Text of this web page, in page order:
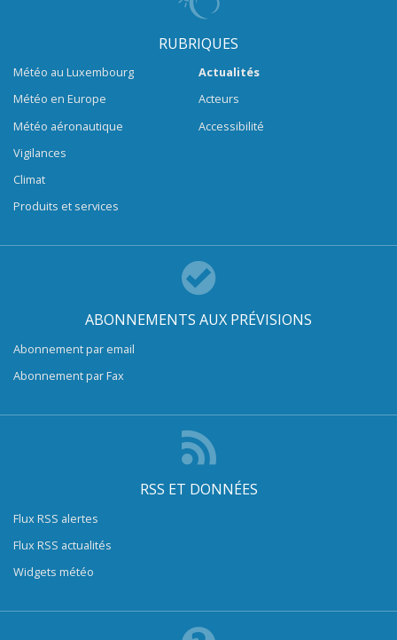
RUBRIQUES
Météo au Luxembourg
Météo en Europe
Météo aéronautique
Vigilances
Climat
Produits et services
Actualités
Acteurs
Accessibilité
ABONNEMENTS AUX PRÉVISIONS
Abonnement par email
Abonnement par Fax
RSS ET DONNÉES
Flux RSS alertes
Flux RSS actualités
Widgets météo